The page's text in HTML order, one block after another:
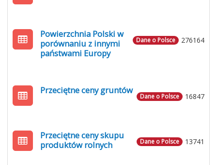
276164
Dane o Polsce
Powierzchnia Polski w
porównaniu z innymi
państwami Europy
16847
Dane o Polsce
Przeciętne ceny gruntów
13741
Dane o Polsce
Przeciętne ceny skupu
produktów rolnych